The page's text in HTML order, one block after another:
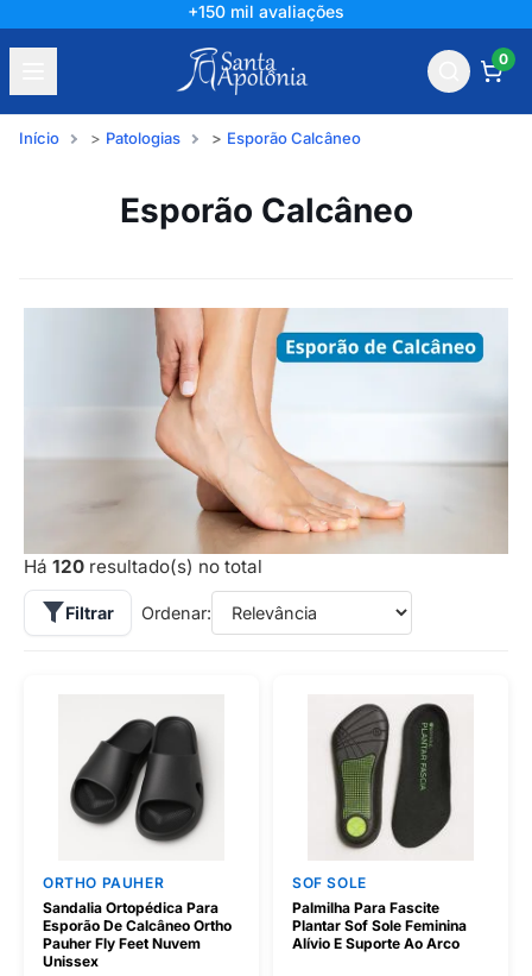
+150 mil avaliações
0
Início Patologias Esporão Calcâneo
Esporão Calcâneo
Há 120 resultado(s) no total
Filtrar Ordenar:
ORTHO PAUHER
Sandalia Ortopédica Para
Esporão De Calcâneo Ortho
Pauher Fly Feet Nuvem
Unissex
SOF SOLE
Palmilha Para Fascite
Plantar Sof Sole Feminina
Alívio E Suporte Ao Arco